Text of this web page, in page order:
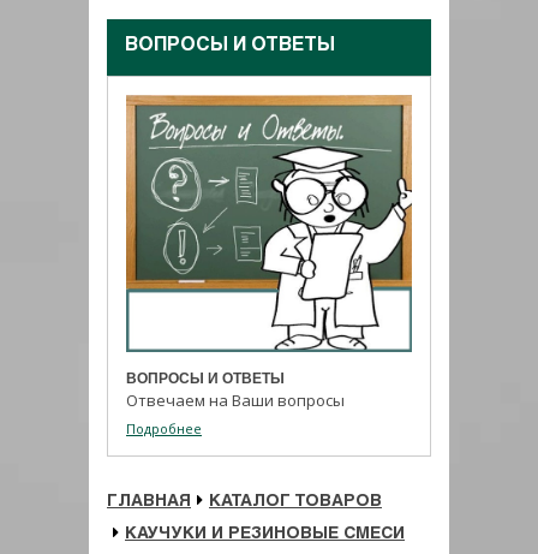
ВОПРОСЫ И ОТВЕТЫ
ВОПРОСЫ И ОТВЕТЫ
Отвечаем на Ваши вопросы
Подробнее
ГЛАВНАЯ
КАТАЛОГ ТОВАРОВ
КАУЧУКИ И РЕЗИНОВЫЕ СМЕСИ